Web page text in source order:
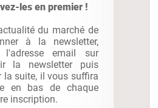
les en premier !
du marché de
à la newsletter,
l'adresse email sur
la newsletter puis
la suite, il vous suffira
en bas de chaque
inscription.